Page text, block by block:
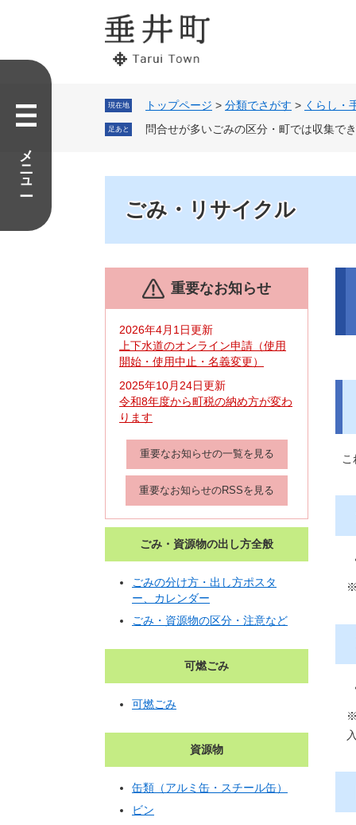
す。
メニュー
現在地 トップページ > 分類でさがす > くらし・
足あと 問合せが多いごみの区分・町では収集で
ごみ・リサイクル
こ
※
重要なお知らせ
2026年4月1日更新
上下水道のオンライン申請（使用
開始・使用中止・名義変更）
2025年10月24日更新
令和8年度から町税の納め方が変わ
ります
重要なお知らせの一覧を見る
重要なお知らせのRSSを見る
ごみ・資源物の出し方全般
ごみの分け方・出し方ポスタ
ー、カレンダー
ごみ・資源物の区分・注意など
可燃ごみ
可燃ごみ
資源物
缶類（アルミ缶・スチール缶）
ビン